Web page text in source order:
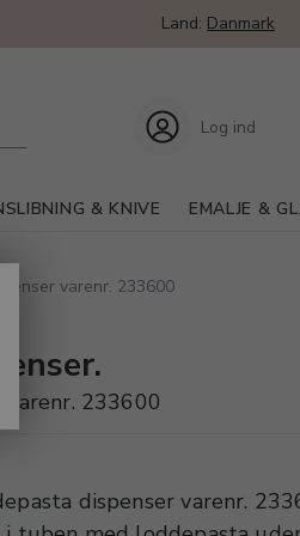
Land: Danmark
Log ind
& KNIVE EMALJE &
varenr. 233600
233600
dispenser varenr.